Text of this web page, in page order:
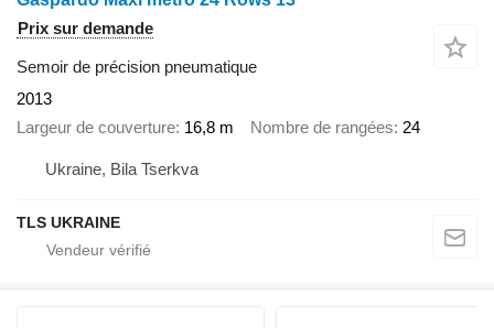
Prix sur demande
Semoir de précision pneumatique
2013
Largeur de couverture 16,8 m Nombre de rangées 24
Ukraine, Bila Tserkva
TLS UKRAINE